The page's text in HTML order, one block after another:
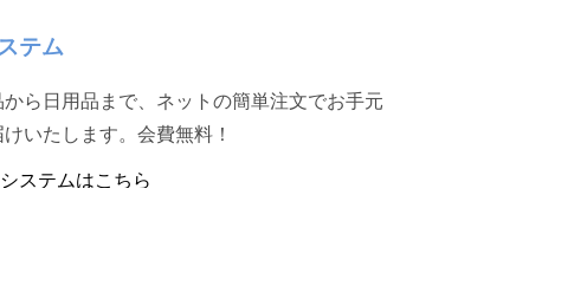
テム
ら日用品まで、ネットの簡単注文でお手元
いたします。会費無料！
ステムはこちら